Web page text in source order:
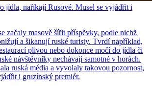
jídla, naříkají Rusové. Musel se vyjádřit i
začaly masově šířit příspěvky, podle nichž
a šikanují ruské turisty. Tvrdí například,
plivou nebo dokonce močí do jídla či
návštěvníky nechávají samotné v horách.
ruská média a vyvolaly takovou pozornost,
i gruzínský premiér.